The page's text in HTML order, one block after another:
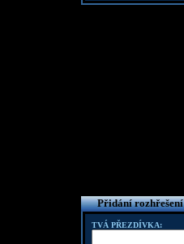
Přidání rozhřešení
TVÁ PŘEZDÍVKA: